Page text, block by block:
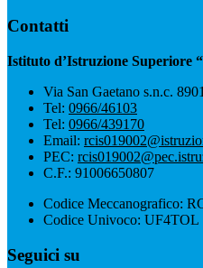
Contatti
Istituto d’Istruzione Superiore
Via San Gaetano s.n.c.
Tel: 0966/46103
Tel: 0966/439170
Email:
PEC:
C.F.: 91006650807
Codice Meccanografico:
Codice Univoco: UF4TOL
Seguici su